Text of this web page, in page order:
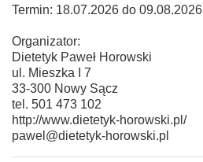
Termin: 18.07.2026 do 09.08.2026
Organizator:
Dietetyk Paweł Horowski
ul. Mieszka I 7
33-300 Nowy Sącz
tel. 501 473 102
http://www.dietetyk-horowski.pl/
pawel@dietetyk-horowski.pl